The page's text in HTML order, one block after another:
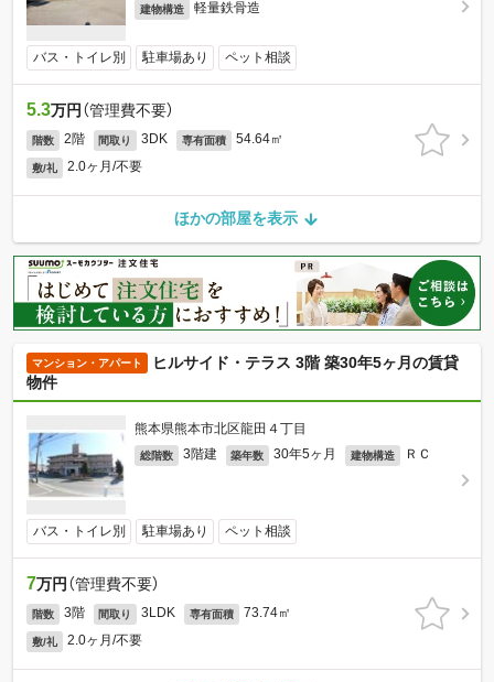
建物構造 軽量鉄骨造
バス・トイレ別 駐車場あり ペット相談
5.3万円 （管理費不要）
階数 2階 間取り 3DK 専有面積 54.64㎡
敷/礼 2.0ヶ月/不要
ほかの部屋を表示
マンション・アパート
ヒルサイド・テラス 3階 築30年5ヶ月の賃貸
物件
熊本県熊本市北区龍田４丁目
総階数 3階建 築年数 30年5ヶ月 建物構造 ＲＣ
バス・トイレ別 駐車場あり ペット相談
7万円 （管理費不要）
階数 3階 間取り 3LDK 専有面積 73.74㎡
敷/礼 2.0ヶ月/不要